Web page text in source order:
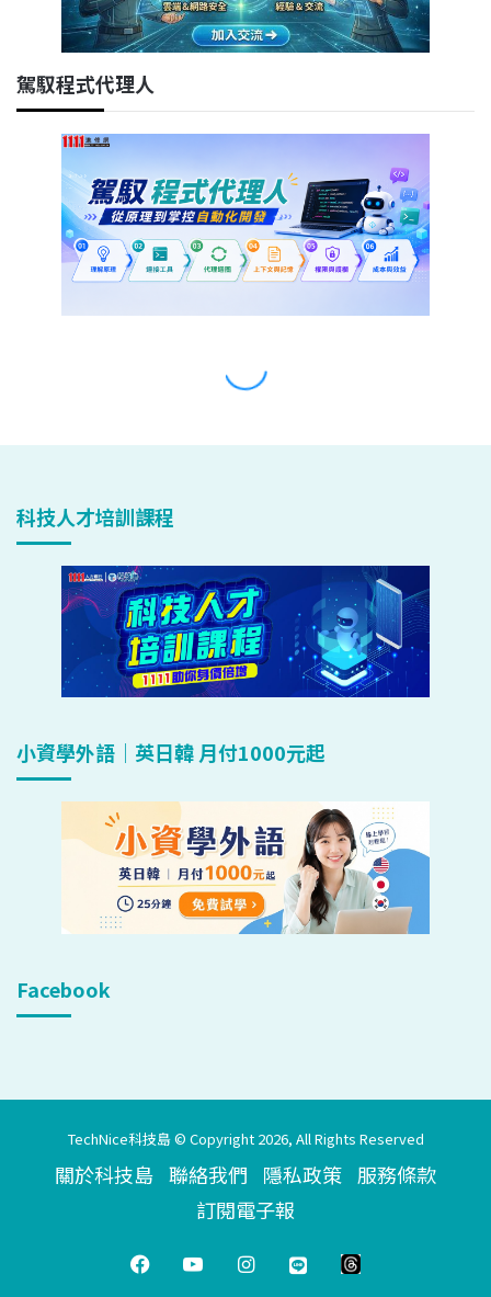
科技人才培訓課程
小資學外語｜英日韓 月付1000元起
Facebook
TechNice科技島 © Copyright 2026, All Rights Reserved
關於科技島 聯絡我們 隱私政策 服務條款
訂閱電子報